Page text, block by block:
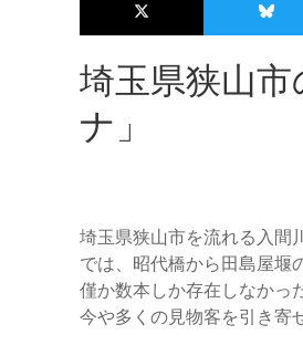
埼玉県狭山
ナ」
埼玉県狭山市を流れる入間
では、昭代橋から田島屋堰
僅か数本しか存在しなかっ
今や多くの見物客を引き寄